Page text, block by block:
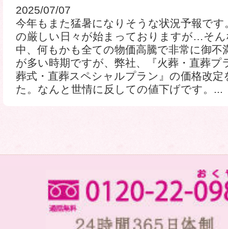
2025/07/07
今年もまた猛暑になりそうな状況予報です
の厳しい日々が始まっておりますが…そん
中、何もかも全ての物価高騰で非常に御不
が多い時期ですが、弊社、『火葬・直葬プ
葬式・直葬スペシャルプラン』の価格改定
た。なんと世情に反しての値下げです。...